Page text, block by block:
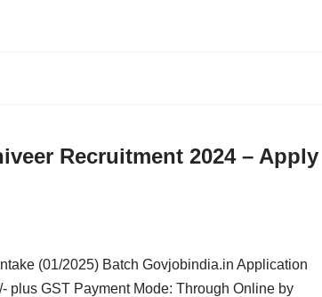
Recruitment 2024 – Apply
(01/2025) Batch Govjobindia.in Application
plus GST Payment Mode: Through Online by